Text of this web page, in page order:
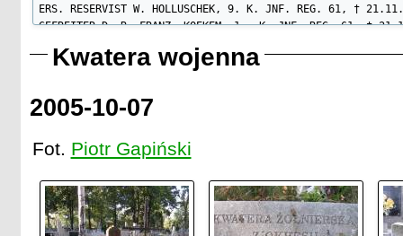
ERS. RESERVIST W. HOLLUSCHEK, 9. K. JNF. REG. 61, †
GEFREITER D. R. FRANZ. KOEKEM, 1.  K. JNF. REG. 61, †
WEHRMANN HEINR. GRIMM, 1. K. JNF. REG. 21, † 28.11.1914
MUSKETIER CHRIST THIELEL, 10. K. JNF. REG. 83, † 2.12.1914
MUSKETIER ANTON HAUPT, 6. K. JNF. REG. 21, † 20.11.1914
UNTEROFFIZIER OTTO SCHULZE, 3. K. JNF. REG. 141, †
Kwatera wojenna
2005-10-07
Fot. Piotr Gapiński